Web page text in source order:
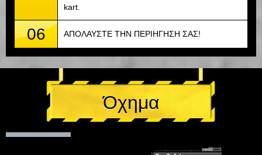
kart.
06 ΑΠΟΛΑΥΣΤΕ ΤΗΝ ΠΕΡΙΗΓΗΣΗ ΣΑΣ!
Όχημα